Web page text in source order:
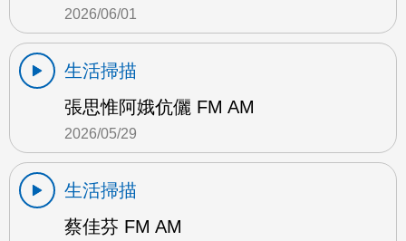
2026/06/01
生活掃描
張思惟阿娥伉儷 FM AM
2026/05/29
生活掃描
蔡佳芬 FM AM